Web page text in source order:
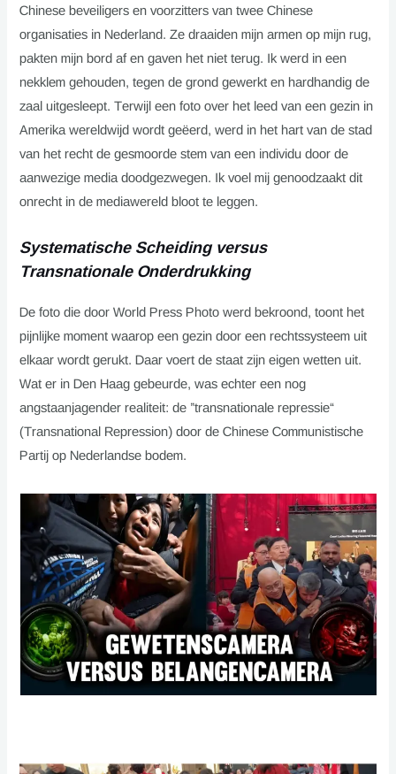
Chinese beveiligers en voorzitters van twee Chinese
organisaties in Nederland. Ze draaiden mijn armen op mijn rug,
pakten mijn bord af en gaven het niet terug. Ik werd in een
nekklem gehouden, tegen de grond gewerkt en hardhandig de
zaal uitgesleept. Terwijl een foto over het leed van een gezin in
Amerika wereldwijd wordt geëerd, werd in het hart van de stad
van het recht de gesmoorde stem van een individu door de
aanwezige media doodgezwegen. Ik voel mij genoodzaakt dit
onrecht in de mediawereld bloot te leggen.
Systematische Scheiding versus
Transnationale Onderdrukking
De foto die door World Press Photo werd bekroond, toont het
pijnlijke moment waarop een gezin door een rechtssysteem uit
elkaar wordt gerukt. Daar voert de staat zijn eigen wetten uit.
Wat er in Den Haag gebeurde, was echter een nog
angstaanjagender realiteit: de ”transnationale repressie“
(Transnational Repression) door de Chinese Communistische
Partij op Nederlandse bodem.